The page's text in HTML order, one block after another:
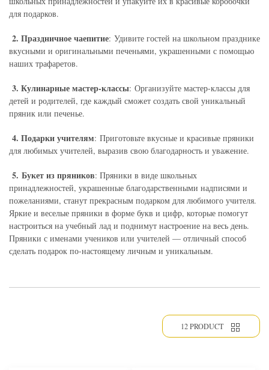
для подарков.
2. Праздничное чаепитие: Удивите гостей на школьном празднике
вкусными и оригинальными печеньями, украшенными с помощью
наших трафаретов.
3. Кулинарные мастер-классы: Организуйте мастер-классы для
детей и родителей, где каждый сможет создать свой уникальный
пряник или печенье.
4. Подарки учителям: Приготовьте вкусные и красивые пряники
для любимых учителей, выразив свою благодарность и уважение.
5. Букет из пряников: Пряники в виде школьных
принадлежностей, украшенные благодарственными надписями и
пожеланиями, станут прекрасным подарком для любимого учителя.
Яркие и веселые пряники в форме букв и цифр, которые помогут
настроиться на учебный лад и поднимут настроение на весь день.
Пряники с именами учеников или учителей — отличный способ
сделать подарок по-настоящему личным и уникальным.
12 PRODUCT